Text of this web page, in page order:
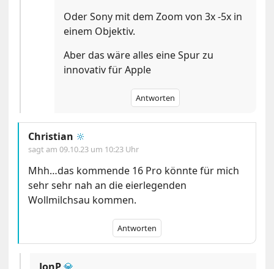
Oder Sony mit dem Zoom von 3x -5x in
einem Objektiv.
Aber das wäre alles eine Spur zu
innovativ für Apple
Antworten
Christian 🔆
sagt am09.10.23 um 10:23 Uhr
Mhh…das kommende 16 Pro könnte für mich
sehr sehr nah an die eierlegenden
Wollmilchsau kommen.
Antworten
JonP💎